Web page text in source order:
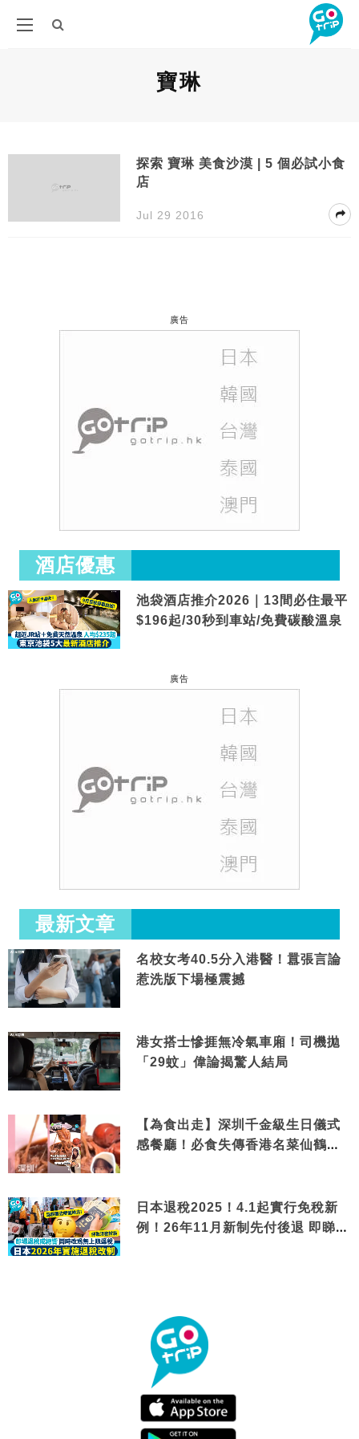
寶琳
探索 寶琳 美食沙漠 | 5 個必試小食
店
Jul 29 2016
廣告
酒店優惠
池袋酒店推介2026｜13間必住最平
$196起/30秒到車站/免費碳酸溫泉
廣告
最新文章
名校女考40.5分入港醫！囂張言論
惹洗版下場極震撼
港女搭士慘捱無冷氣車廂！司機拋
「29蚊」偉論揭驚人結局
【為食出走】深圳千金級生日儀式
感餐廳！必食失傳香港名菜仙鶴神
日本退稅2025！4.1起實行免稅新
例！26年11月新制先付後退 即睇步